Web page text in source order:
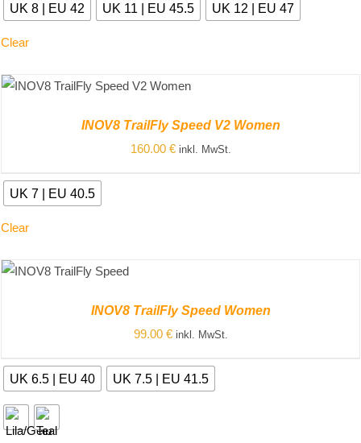
UK 8 | EU 42 UK 11 | EU 45.5 UK 12 | EU 47
Clear
INOV8 TrailFly Speed V2 Women
160.00 € inkl. MwSt.
UK 7 | EU 40.5
Clear
DETAILSINOV8 TrailFly Speed Women
99.00 € inkl. MwSt.
UK 6.5 | EU 40 UK 7.5 | EU 41.5